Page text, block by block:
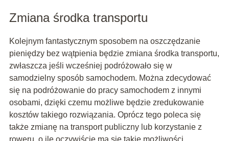
Zmiana środka transportu
Kolejnym fantastycznym sposobem na oszczędzanie
pieniędzy bez wątpienia będzie zmiana środka transportu,
zwłaszcza jeśli wcześniej podróżowało się w
samodzielny sposób samochodem. Można zdecydować
się na podróżowanie do pracy samochodem z innymi
osobami, dzięki czemu możliwe będzie zredukowanie
kosztów takiego rozwiązania. Oprócz tego poleca się
także zmianę na transport publiczny lub korzystanie z